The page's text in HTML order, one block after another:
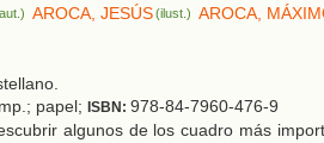
AROCA, JESÚS (ilust.) AROCA,
papel; ISBN: 978-84-7960-476-9
algunos de los cuadro más